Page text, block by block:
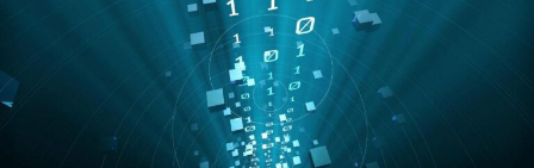
Estima-se que a extração irregular e ilegal de diamantes
de sangue tenha causado a morte de milhões de pessoas
ao longo das décadas. Esses diamantes impactam
comunidades inteiras, desestabilizando sociedades e
perpetuando a violência. O reconhecimento da
gravidade do problema levou a uma maior